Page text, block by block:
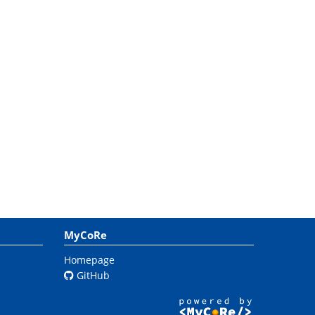
MyCoRe
Homepage
GitHub